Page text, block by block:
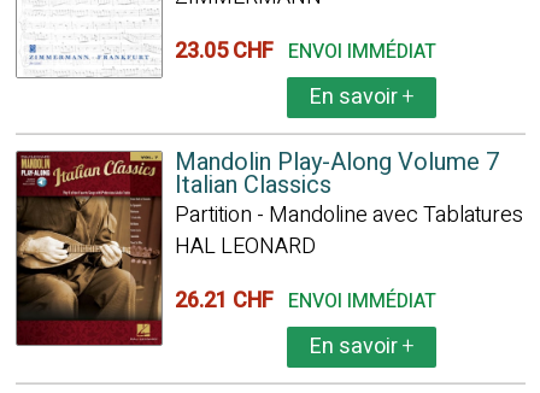
23.05 CHF ENVOI IMMÉDIAT
En savoir+
Mandolin Play-Along Volume 7
Italian Classics
Partition - Mandoline avec Tablatures
HAL LEONARD
26.21 CHF ENVOI IMMÉDIAT
En savoir+